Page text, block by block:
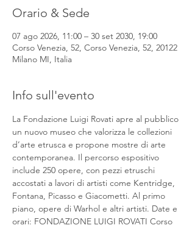
Orario & Sede
07 ago 2026, 11:00 – 30 set 2030, 19:00
Corso Venezia, 52, Corso Venezia, 52, 20122
Milano MI, Italia
Info sull'evento
La Fondazione Luigi Rovati apre al pubblico
un nuovo museo che valorizza le collezioni
d’arte etrusca e propone mostre di arte
contemporanea. Il percorso espositivo
include 250 opere, con pezzi etruschi
accostati a lavori di artisti come Kentridge,
Fontana, Picasso e Giacometti. Al primo
piano, opere di Warhol e altri artisti. Date e
orari: FONDAZIONE LUIGI ROVATI Corso